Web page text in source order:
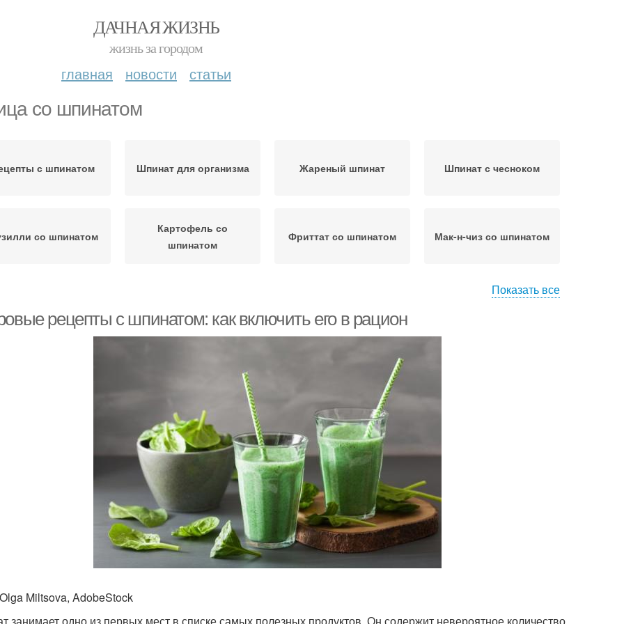
ДАЧНАЯ ЖИЗНЬ
жизнь за городом
главная новости статьи
со шпинатом
с шпинатом Шпинат для организма Жареный шпинат Шпинат с чесноком
со шпинатом
Картофель со
шпинатом
Фриттат со шпинатом Мак-н-чиз со шпинатом
Показать все
рецепты с шпинатом: как включить его в рацион
Miltsova, AdobeStock